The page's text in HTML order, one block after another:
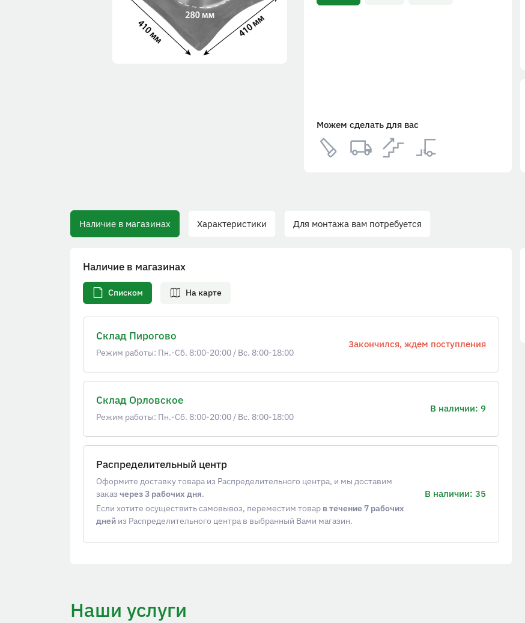
Можем сделать для вас
Наличие в магазинах Характеристики Для монтажа вам потребуется
Наличие в магазинах
Списком На карте
Склад Пирогово
Режим работы: Пн.-Сб. 8:00-20:00 / Вс. 8:00-18:00
Закончился, ждем поступления
Склад Орловское
Режим работы: Пн.-Сб. 8:00-20:00 / Вс. 8:00-18:00
В наличии: 9
Распределительный центр
Оформите доставку товара из Распределительного центра, и мы доставим
заказ через 3 рабочих дня.
Если хотите осуществить самовывоз, переместим товар в течение 7 рабочих
дней из Распределительного центра в выбранный Вами магазин.
В наличии: 35
Наши услуги